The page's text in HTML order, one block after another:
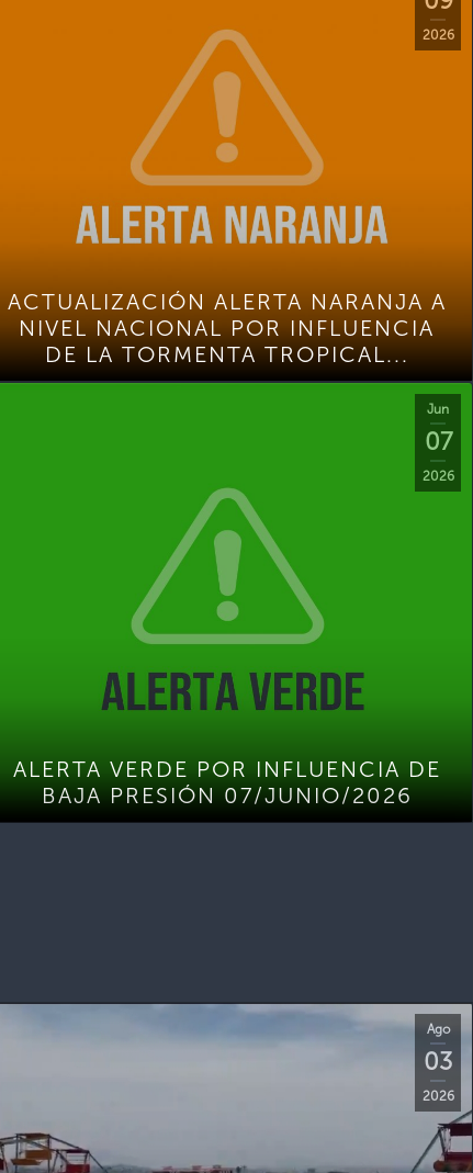
2026
ACTUALIZACIÓN ALERTA NARANJA A
NIVEL NACIONAL POR INFLUENCIA
DE LA TORMENTA TROPICAL...
Jun
07
2026
ALERTA VERDE POR INFLUENCIA DE
BAJA PRESIÓN 07/JUNIO/2026
Ago
03
2026